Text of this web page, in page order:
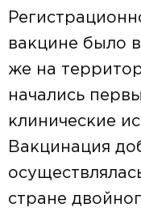
вакцине было
же на
начались
клинические
Вакцинация
стране